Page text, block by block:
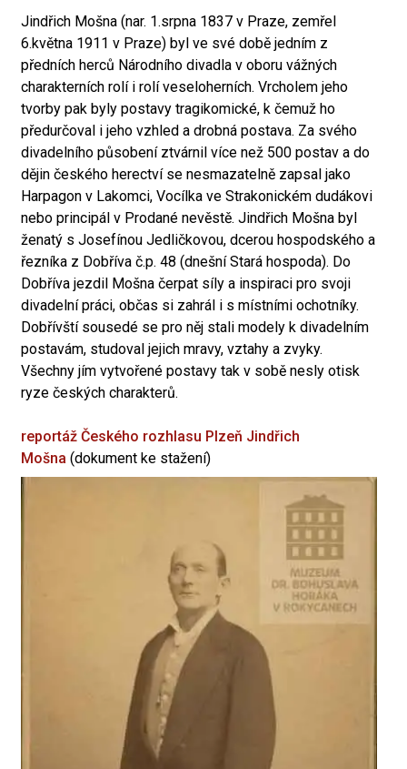
Jindřich Mošna (nar. 1.srpna 1837 v Praze, zemřel
6.května 1911 v Praze) byl ve své době jedním z
předních herců Národního divadla v oboru vážných
charakterních rolí i rolí veseloherních. Vrcholem jeho
tvorby pak byly postavy tragikomické, k čemuž ho
předurčoval i jeho vzhled a drobná postava. Za svého
divadelního působení ztvárnil více než 500 postav a do
dějin českého herectví se nesmazatelně zapsal jako
Harpagon v Lakomci, Vocílka ve Strakonickém dudákovi
nebo principál v Prodané nevěstě. Jindřich Mošna byl
ženatý s Josefínou Jedličkovou, dcerou hospodského a
řezníka z Dobříva č.p. 48 (dnešní Stará hospoda). Do
Dobříva jezdil Mošna čerpat síly a inspiraci pro svoji
divadelní práci, občas si zahrál i s místními ochotníky.
Dobřívští sousedé se pro něj stali modely k divadelním
postavám, studoval jejich mravy, vztahy a zvyky.
Všechny jím vytvořené postavy tak v sobě nesly otisk
ryze českých charakterů.
reportáž Českého rozhlasu Plzeň Jindřich
Mošna (dokument ke stažení)